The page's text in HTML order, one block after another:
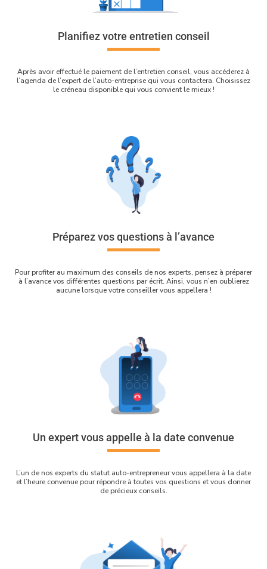
Planifiez votre entretien conseil
Après avoir effectué le paiement de l’entretien conseil, vous accéderez à
l’agenda de l’expert de l’auto-entreprise qui vous contactera. Choisissez
le créneau disponible qui vous convient le mieux !
Préparez vos questions à l’avance
Pour profiter au maximum des conseils de nos experts, pensez à préparer
à l’avance vos différentes questions par écrit. Ainsi, vous n’en oublierez
aucune lorsque votre conseiller vous appellera !
Un expert vous appelle à la date convenue
L’un de nos experts du statut auto-entrepreneur vous appellera à la date
et l’heure convenue pour répondre à toutes vos questions et vous donner
de précieux conseils.